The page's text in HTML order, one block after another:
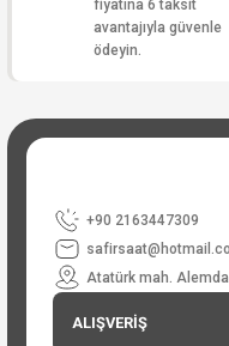
fiyatına 6 taksit
avantajıyla güvenle
ödeyin.
+90 2163447309
Atatürk mah.
ALIŞVERİŞ